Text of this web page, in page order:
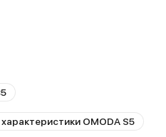
OMODA S5